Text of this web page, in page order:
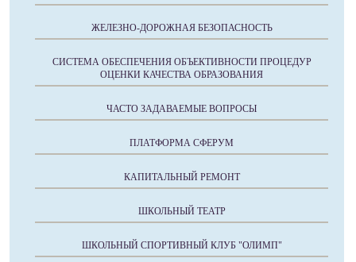
ЖЕЛЕЗНО-ДОРОЖНАЯ БЕЗОПАСНОСТЬ
СИСТЕМА ОБЕСПЕЧЕНИЯ ОБЪЕКТИВНОСТИ ПРОЦЕДУР
ОЦЕНКИ КАЧЕСТВА ОБРАЗОВАНИЯ
ЧАСТО ЗАДАВАЕМЫЕ ВОПРОСЫ
ПЛАТФОРМА СФЕРУМ
КАПИТАЛЬНЫЙ РЕМОНТ
ШКОЛЬНЫЙ ТЕАТР
ШКОЛЬНЫЙ СПОРТИВНЫЙ КЛУБ "ОЛИМП"